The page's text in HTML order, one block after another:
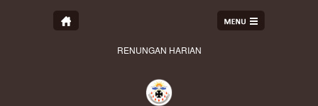
RENUNGAN HARIAN